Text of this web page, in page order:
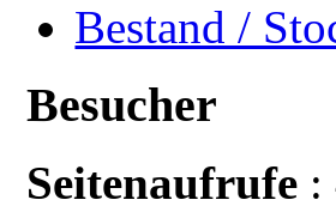
Bestand /
Besucher
Seitenaufrufe :